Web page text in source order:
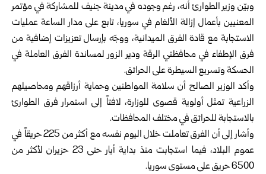
وبيّن وزير الطوارئ أنه، رغم وجوده في مدينة جنيف للمشاركة في مؤتمر
المعنيين بأعمال إزالة الألغام في سوريا، تابع على مدار الساعة عمليات
الاستجابة مع قادة الفرق الميدانية، ووجّه بإرسال تعزيزات إضافية من
فرق الإطفاء في محافظتي الرقة ودير الزور لمساندة الفرق العاملة في
الحسكة وتسريع السيطرة على الحرائق.
وأكد الوزير الصالح أن سلامة المواطنين وحماية أرزاقهم ومحاصيلهم
الزراعية تمثل أولوية قصوى للوزارة، لافتاً إلى استمرار فرق الطوارئ
بالاستجابة للحرائق في مختلف المحافظات.
وأشار إلى أن الفرق تعاملت خلال اليوم نفسه مع أكثر من 225 حريقاً في
عموم البلاد، فيما استجابت منذ بداية أيار حتى 23 حزيران لأكثر من
6500 حريق على مستوى سوريا.